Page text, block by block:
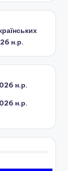
н.р.
н.р.
н.р.